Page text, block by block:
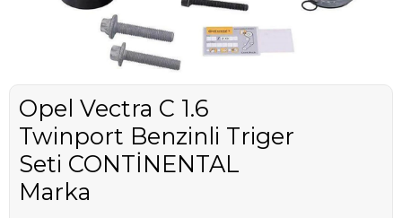
Opel Vectra C 1.6
Twinport Benzinli Triger
Seti CONTİNENTAL
Marka